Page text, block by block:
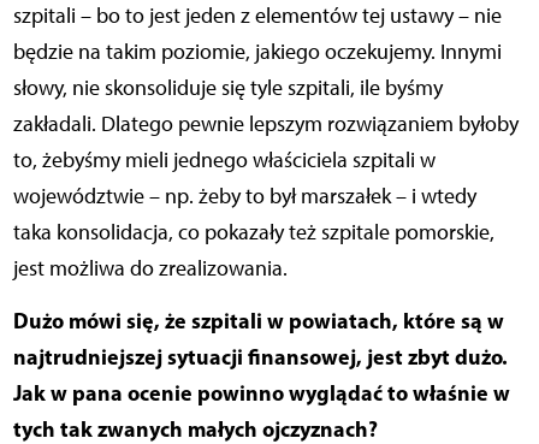
szpitali – bo to jest jeden z elementów tej ustawy – nie
będzie na takim poziomie, jakiego oczekujemy. Innymi
słowy, nie skonsoliduje się tyle szpitali, ile byśmy
zakładali. Dlatego pewnie lepszym rozwiązaniem byłoby
to, żebyśmy mieli jednego właściciela szpitali w
województwie – np. żeby to był marszałek – i wtedy
taka konsolidacja, co pokazały też szpitale pomorskie,
jest możliwa do zrealizowania.
Dużo mówi się, że szpitali w powiatach, które są w
najtrudniejszej sytuacji finansowej, jest zbyt dużo.
Jak w pana ocenie powinno wyglądać to właśnie w
tych tak zwanych małych ojczyznach?